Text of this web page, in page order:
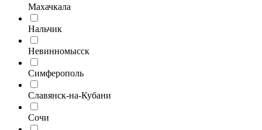
Махачкала
Нальчик
Невинномысск
Симферополь
Славянск-на-Кубани
Сочи